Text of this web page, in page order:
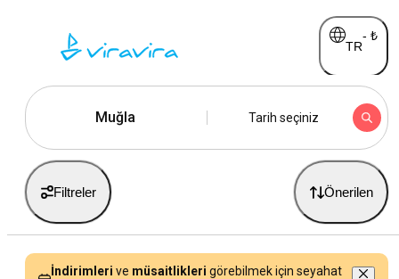
TR
- ₺
Muğla Tarih seçiniz
Filtreler Önerilen
İndirimleri ve müsaitlikleri görebilmek için seyahat